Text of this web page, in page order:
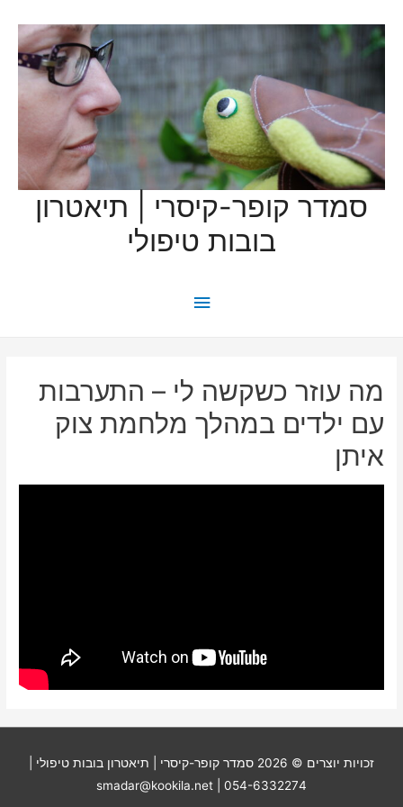
סמדר קופר-קיסרי | תיאטרון
בובות טיפולי
תפריט
מה עוזר כשקשה לי – התערבות
עם ילדים במהלך מלחמת צוק
איתן
זכויות יוצרים © 2026 סמדר קופר-קיסרי | תיאטרון בובות טיפולי
054-6332274 | smadar@kookila.net